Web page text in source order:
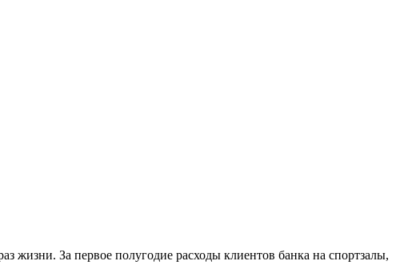
жизни. За первое полугодие расходы клиентов банка на спортзалы,